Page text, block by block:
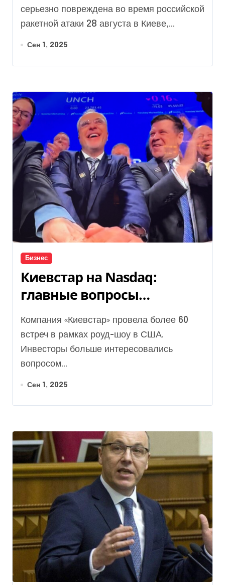
серьезно повреждена во время российской
ракетной атаки 28 августа в Киеве,...
Сен 1, 2025
Бизнес
Киевстар на Nasdaq:
главные вопросы
инвесторов
Компания «Киевстар» провела более 60
встреч в рамках роуд-шоу в США.
Инвесторы больше интересовались
вопросом...
Сен 1, 2025